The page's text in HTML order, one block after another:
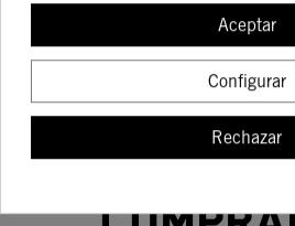
Los
producto
Aceptar
Configurar
Rechazar